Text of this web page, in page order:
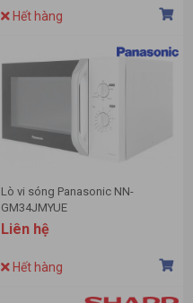
Hết hàng
Lò vi sóng Panasonic NN-
GM34JMYUE
Liên hệ
Hết hàng